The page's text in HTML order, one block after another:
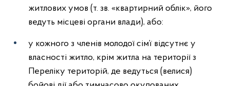
житлових умов (т. зв. «квартирний облік», його
ведуть місцеві органи влади), або:
у кожного з членів молодої сім’ї відсутнє у
власності житло, крім житла на території з
Переліку територій, де ведуться (велися)